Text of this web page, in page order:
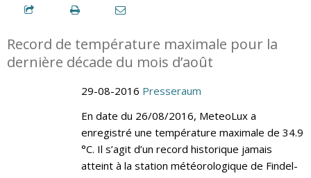
Record de température maximale pour la
dernière décade du mois d’août
29-08-2016 Presseraum
En date du 26/08/2016, MeteoLux a
enregistré une température maximale de 34.9
°C. Il s’agit d’un record historique jamais
atteint à la station météorologique de Findel-